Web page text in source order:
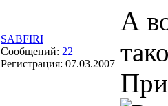
SABFIRI
Сообщений: 22
Регистрация: 07.03.2007
А